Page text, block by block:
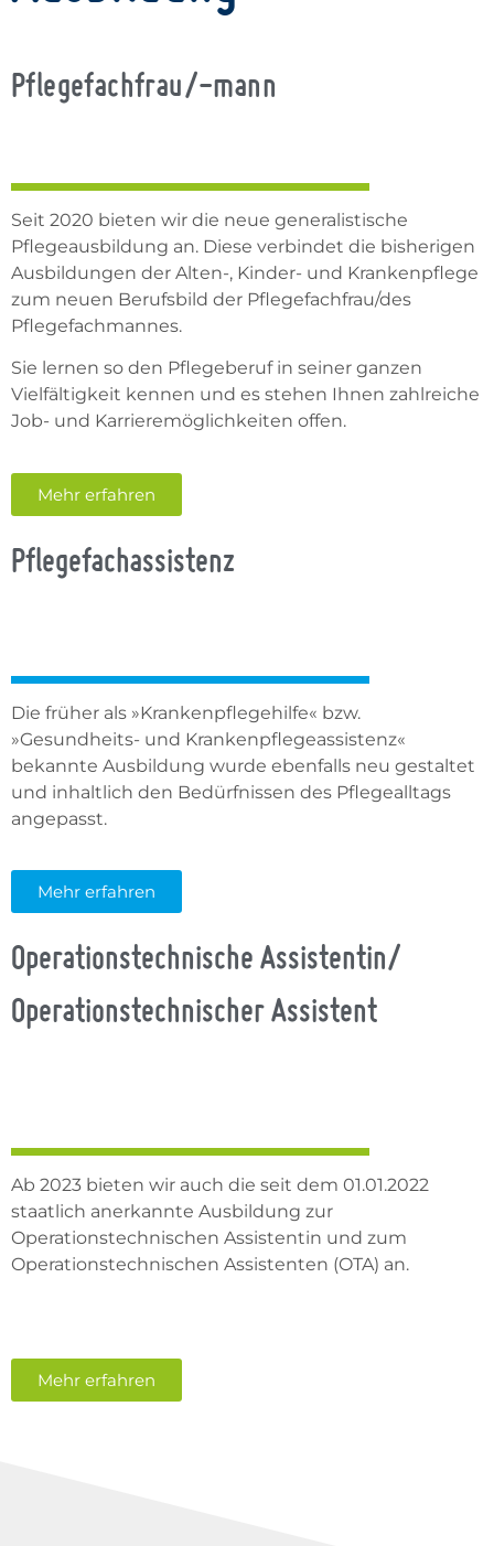
Pflegefachfrau/-mann
Seit 2020 bieten wir die neue generalistische
Pflegeausbildung an. Diese verbindet die bisherigen
Ausbildungen der Alten-, Kinder- und Krankenpflege
zum neuen Berufsbild der Pflegefachfrau/des
Pflegefachmannes.
Sie lernen so den Pflegeberuf in seiner ganzen
Vielfältigkeit kennen und es stehen Ihnen zahlreiche
Job- und Karrieremöglichkeiten offen.
Mehr erfahren
Pflegefachassistenz
Die früher als »Krankenpflegehilfe« bzw.
»Gesundheits- und Krankenpflegeassistenz«
bekannte Ausbildung wurde ebenfalls neu gestaltet
und inhaltlich den Bedürfnissen des Pflegealltags
angepasst.
Mehr erfahren
Operationstechnische Assistentin/
Operationstechnischer Assistent
Ab 2023 bieten wir auch die seit dem 01.01.2022
staatlich anerkannte Ausbildung zur
Operationstechnischen Assistentin und zum
Operationstechnischen Assistenten (OTA) an.
Mehr erfahren